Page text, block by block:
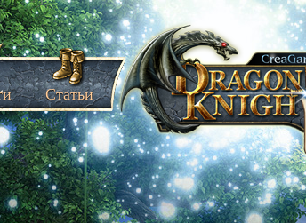
Статьи